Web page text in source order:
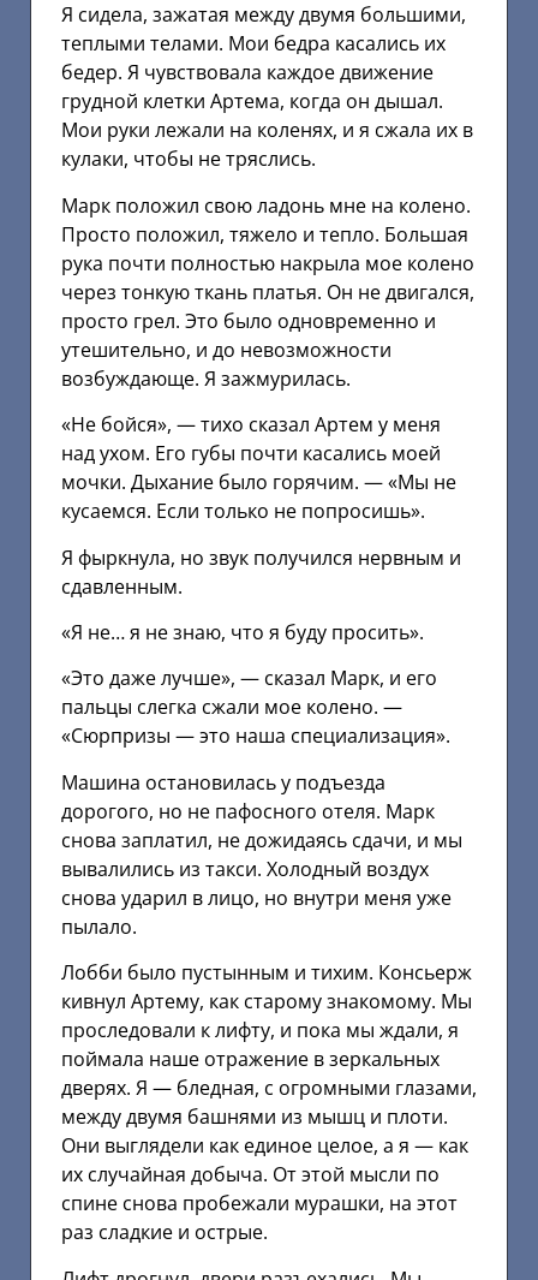
Я сидела, зажатая между двумя большими,
теплыми телами. Мои бедра касались их
бедер. Я чувствовала каждое движение
грудной клетки Артема, когда он дышал.
Мои руки лежали на коленях, и я сжала их в
кулаки, чтобы не тряслись.
Марк положил свою ладонь мне на колено.
Просто положил, тяжело и тепло. Большая
рука почти полностью накрыла мое колено
через тонкую ткань платья. Он не двигался,
просто грел. Это было одновременно и
утешительно, и до невозможности
возбуждающе. Я зажмурилась.
«Не бойся», — тихо сказал Артем у меня
над ухом. Его губы почти касались моей
мочки. Дыхание было горячим. — «Мы не
кусаемся. Если только не попросишь».
Я фыркнула, но звук получился нервным и
сдавленным.
«Я не… я не знаю, что я буду просить».
«Это даже лучше», — сказал Марк, и его
пальцы слегка сжали мое колено. —
«Сюрпризы — это наша специализация».
Машина остановилась у подъезда
дорогого, но не пафосного отеля. Марк
снова заплатил, не дожидаясь сдачи, и мы
вывалились из такси. Холодный воздух
снова ударил в лицо, но внутри меня уже
пылало.
Лобби было пустынным и тихим. Консьерж
кивнул Артему, как старому знакомому. Мы
проследовали к лифту, и пока мы ждали, я
поймала наше отражение в зеркальных
дверях. Я — бледная, с огромными глазами,
между двумя башнями из мышц и плоти.
Они выглядели как единое целое, а я — как
их случайная добыча. От этой мысли по
спине снова пробежали мурашки, на этот
раз сладкие и острые.